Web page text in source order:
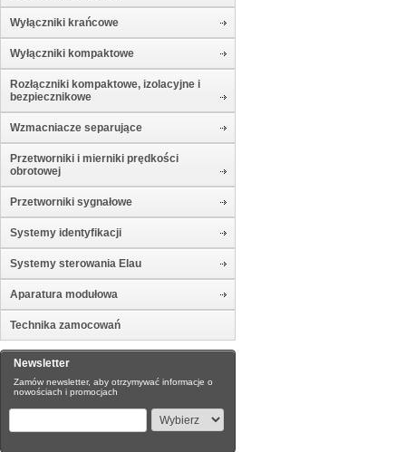
Wyłączniki krańcowe
Wyłączniki kompaktowe
Rozłączniki kompaktowe, izolacyjne i
bezpiecznikowe
Wzmacniacze separujące
Przetworniki i mierniki prędkości
obrotowej
Przetworniki sygnałowe
Systemy identyfikacji
Systemy sterowania Elau
Aparatura modułowa
Technika zamocowań
Newsletter
Zamów newsletter, aby otrzymywać informacje o
nowościach i promocjach